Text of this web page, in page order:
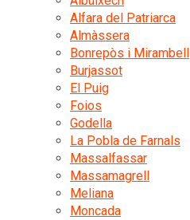
Alfara del Patriarca
Almàssera
Bonrepòs i Mirambell
Burjassot
El Puig
Foios
Godella
La Pobla de Farnals
Massalfassar
Massamagrell
Meliana
Moncada